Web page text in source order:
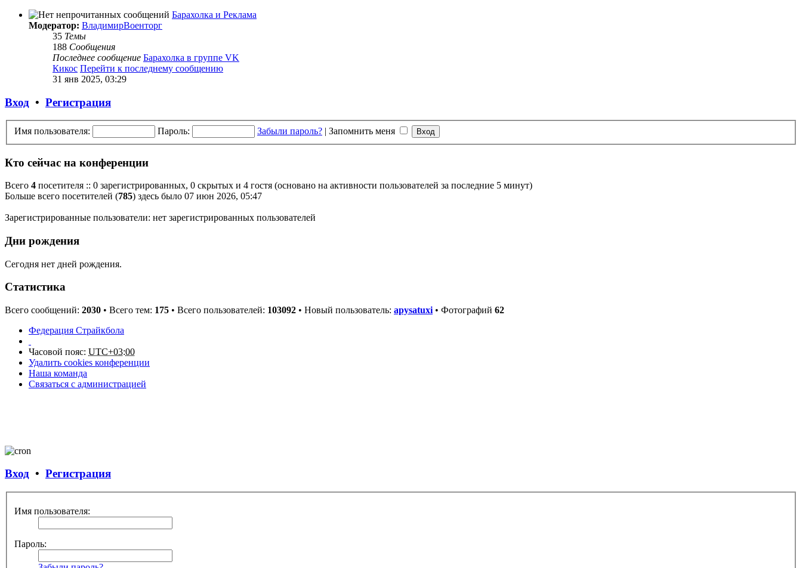
Барахолка и Реклама
Модератор: ВладимирВоенторг
35 Темы
188 Сообщения
Последнее сообщение Барахолка в группе VK
Кикос Перейти к последнему сообщению
31 янв 2025, 03:29
Вход • Регистрация
Имя пользователя: Пароль: Забыли пароль? | Запомнить меня
Кто сейчас на конференции
Всего 4 посетителя :: 0 зарегистрированных, 0 скрытых и 4 гостя (основано на активности пользователей за последние 5 минут)
Больше всего посетителей (785) здесь было 07 июн 2026, 05:47
Зарегистрированные пользователи: нет зарегистрированных пользователей
Дни рождения
Сегодня нет дней рождения.
Статистика
Всего сообщений: 2030 • Всего тем: 175 • Всего пользователей: 103092 • Новый пользователь: apysatuxi • Фотографий 62
Федерация Страйкбола
Часовой пояс: UTC+03:00
Удалить cookies конференции
Наша команда
Связаться с администрацией
Вход • Регистрация
Имя пользователя:
Пароль: